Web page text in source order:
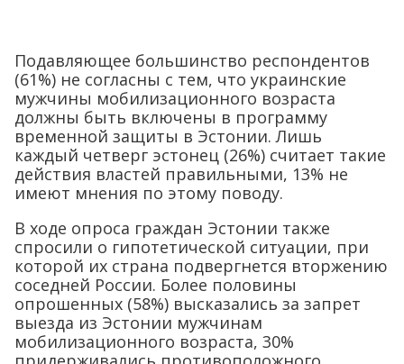
Подавляющее большинство респондентов
(61%) не согласны с тем, что украинские
мужчины мобилизационного возраста
должны быть включены в программу
временной защиты в Эстонии. Лишь
каждый четверг эстонец (26%) считает такие
действия властей правильными, 13% не
имеют мнения по этому поводу.
В ходе опроса граждан Эстонии также
спросили о гипотетической ситуации, при
которой их страна подвергнется вторжению
соседней России. Более половины
опрошенных (58%) высказались за запрет
выезда из Эстонии мужчинам
мобилизационного возраста, 30%